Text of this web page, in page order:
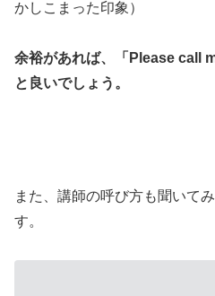
かしこまった印象）
余裕があれば、「Please call
と良いでしょう。
また、講師の呼び方も聞いて
す。